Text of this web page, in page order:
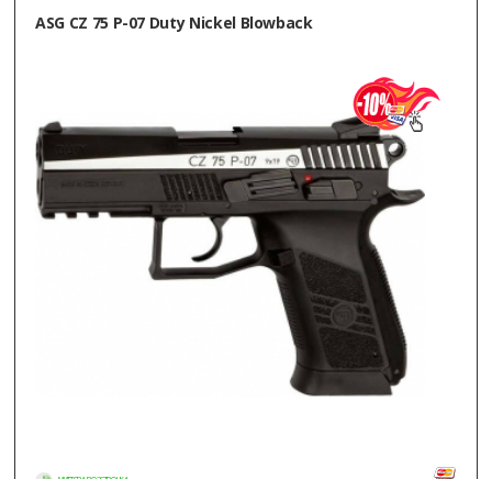
ASG CZ 75 P-07 Duty Nickel Blowback